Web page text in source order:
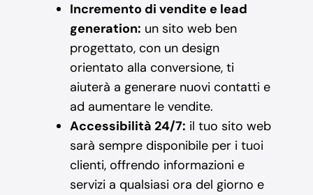
Incremento di vendite e lead
generation: un sito web ben
progettato, con un design
orientato alla conversione, ti
aiuterà a generare nuovi contatti e
ad aumentare le vendite.
Accessibilità 24/7: il tuo sito web
sarà sempre disponibile per i tuoi
clienti, offrendo informazioni e
servizi a qualsiasi ora del giorno e